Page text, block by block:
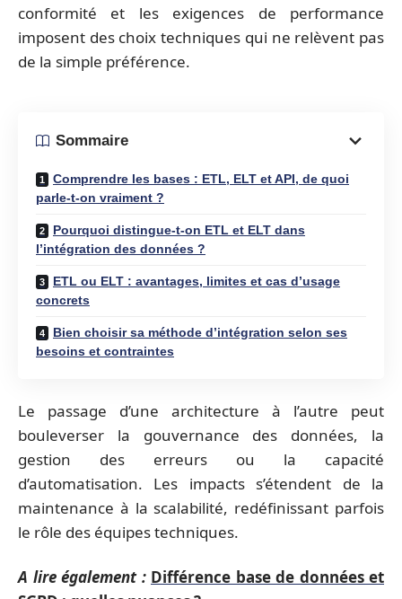
conformité et les exigences de performance
imposent des choix techniques qui ne relèvent pas
de la simple préférence.
Sommaire
Comprendre les bases : ETL, ELT et API, de quoi
parle-t-on vraiment ?
Pourquoi distingue-t-on ETL et ELT dans
l’intégration des données ?
ETL ou ELT : avantages, limites et cas d’usage
concrets
Bien choisir sa méthode d’intégration selon ses
besoins et contraintes
Le passage d’une architecture à l’autre peut
bouleverser la gouvernance des données, la
gestion des erreurs ou la capacité
d’automatisation. Les impacts s’étendent de la
maintenance à la scalabilité, redéfinissant parfois
le rôle des équipes techniques.
A lire également : Différence base de données et